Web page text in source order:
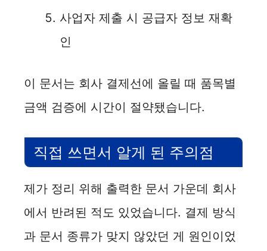
사업자 제출 시 공급자 정보 재확
인
이 문서는 회사 결제선에 올릴 때 품목별
금액 검증에 시간이 절약됐습니다.
직접 쓰면서 알게 된 주의점
제가 정리 위해 출력한 문서 가운데 회사
에서 반려된 적도 있었습니다. 결제 방식
과 문서 종류가 맞지 않았던 게 원인이었